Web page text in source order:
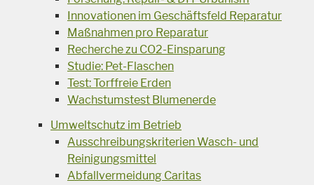
Innovationen im Geschäftsfeld Reparatur
Maßnahmen pro Reparatur
Recherche zu CO2-Einsparung
Studie: Pet-Flaschen
Test: Torffreie Erden
Wachstumstest Blumenerde
Umweltschutz im Betrieb
Ausschreibungskriterien Wasch- und
Reinigungsmittel
Abfallvermeidung Caritas